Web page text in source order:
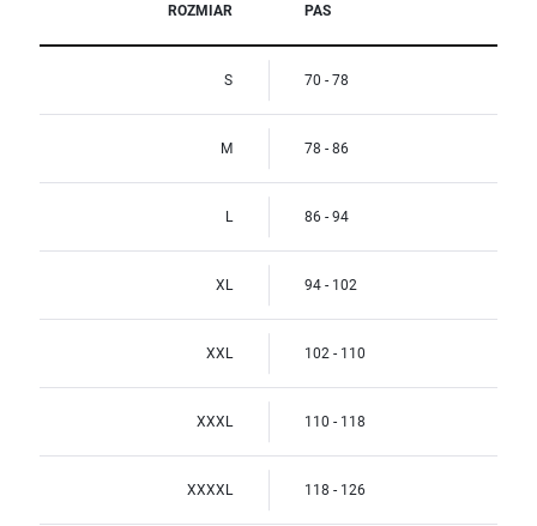
ROZMIAR PAS
S 70 - 78
M 78 - 86
L 86 - 94
XL 94 - 102
XXL 102 - 110
XXXL 110 - 118
XXXXL 118 - 126